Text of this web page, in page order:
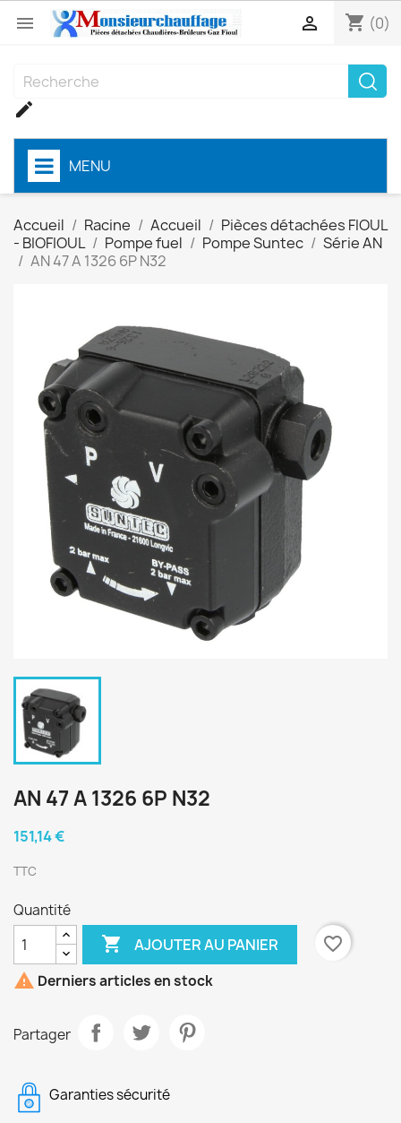
 shopping_cart (0)


MENU
Accueil Racine Accueil
Pièces détachées FIOUL
- BIOFIOUL
Pompe fuel Pompe Suntec
Série AN
AN 47 A 1326 6P N32
AN 47 A 1326 6P N32
151,14 €
TTC
Quantité
 AJOUTER AU PANIER
favorite_border
 Derniers articles en stock
Partager
Garanties sécurité